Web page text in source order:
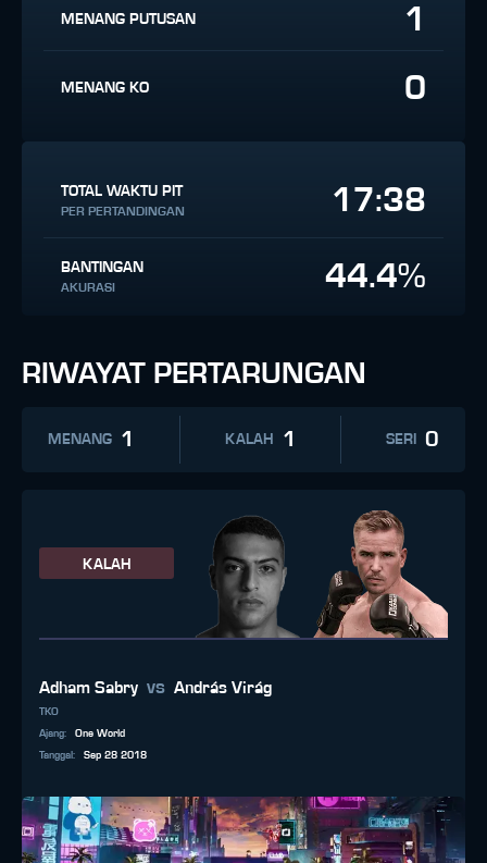
MENANG PUTUSAN 1
MENANG KO 0
TOTAL WAKTU PIT
PER PERTANDINGAN 17:38
BANTINGAN
AKURASI 44.4%
RIWAYAT PERTARUNGAN
MENANG 1 KALAH 1 SERI 0
KALAH
Adham Sabry vs András Virág
TKO
Ajang:
One World
Tanggal : Sep 28 2018